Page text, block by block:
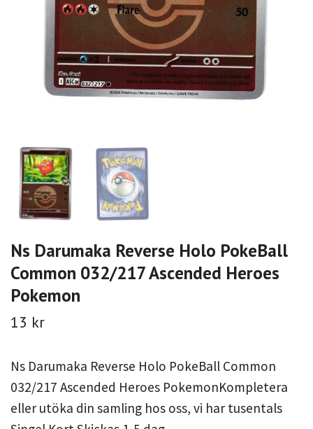
Ns Darumaka Reverse Holo PokeBall
Common 032/217 Ascended Heroes
Pokemon
13 kr
Ns Darumaka Reverse Holo PokeBall Common
032/217 Ascended Heroes PokemonKompletera
eller utöka din samling hos oss, vi har tusentals